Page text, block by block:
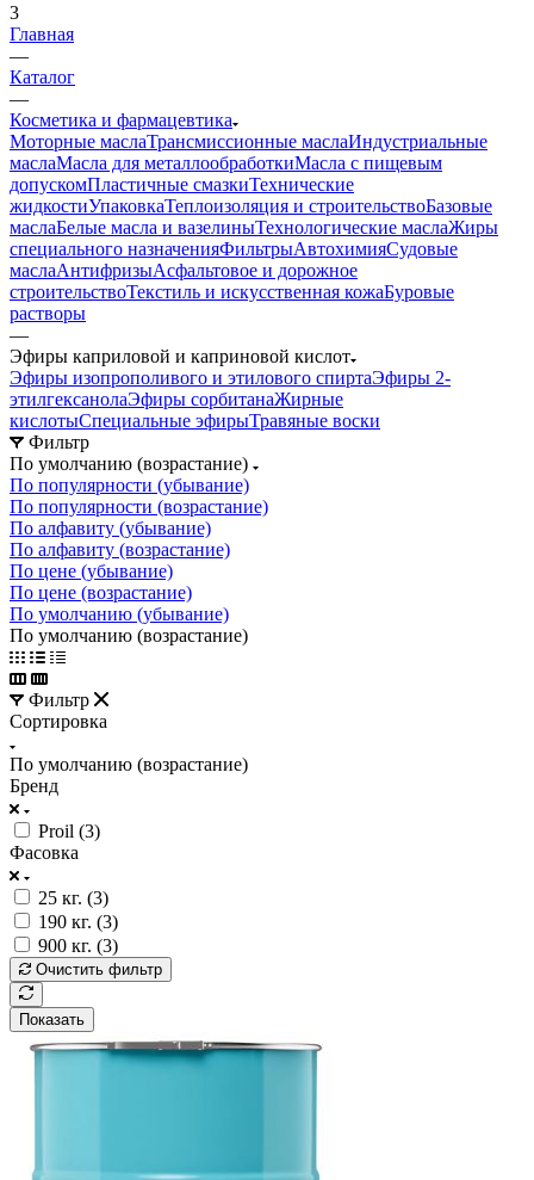
3
Главная
—
Каталог
—
Косметика и фармацевтика
Моторные маслаТрансмиссионные маслаИндустриальные
маслаМасла для металлообработкиМасла с пищевым
допускомПластичные смазкиТехнические
жидкостиУпаковкаТеплоизоляция и строительствоБазовые
маслаБелые масла и вазелиныТехнологические маслаЖиры
специального назначенияФильтрыАвтохимияСудовые
маслаАнтифризыАсфальтовое и дорожное
строительствоТекстиль и искусственная кожаБуровые
растворы
—
Эфиры каприловой и каприновой кислот
Эфиры изопрополивого и этилового спиртаЭфиры 2-
этилгексанолаЭфиры сорбитанаЖирные
кислотыСпециальные эфирыТравяные воски
Фильтр
По умолчанию (возрастание)
По популярности (убывание)
По популярности (возрастание)
По алфавиту (убывание)
По алфавиту (возрастание)
По цене (убывание)
По цене (возрастание)
По умолчанию (убывание)
По умолчанию (возрастание)
Фильтр
Сортировка
По умолчанию (возрастание)
Бренд
Proil (3)
Фасовка
25 кг. (3)
190 кг. (3)
900 кг. (3)
Очистить фильтр
Показать